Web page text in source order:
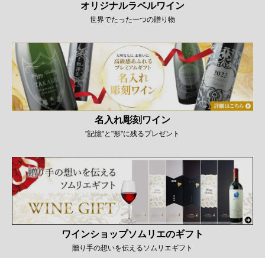
オリジナルラベルワイン
世界でたった一つの贈り物
名入れ彫刻ワイン
"記憶"と"形"に残るプレゼント
ワインショップソムリエのギフト
贈り手の想いを伝えるソムリエギフト